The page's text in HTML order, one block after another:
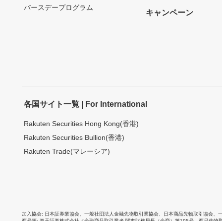
バースデープログラム
キャンペーン
各国サイト一覧 | For International
Rakuten Securities Hong Kong(香港)
Rakuten Securities Bullion(香港)
Rakuten Trade(マレーシア)
加入協会 日本証券業協会 一般社団法人金融先物取引業協会 日本商品先物取引協会